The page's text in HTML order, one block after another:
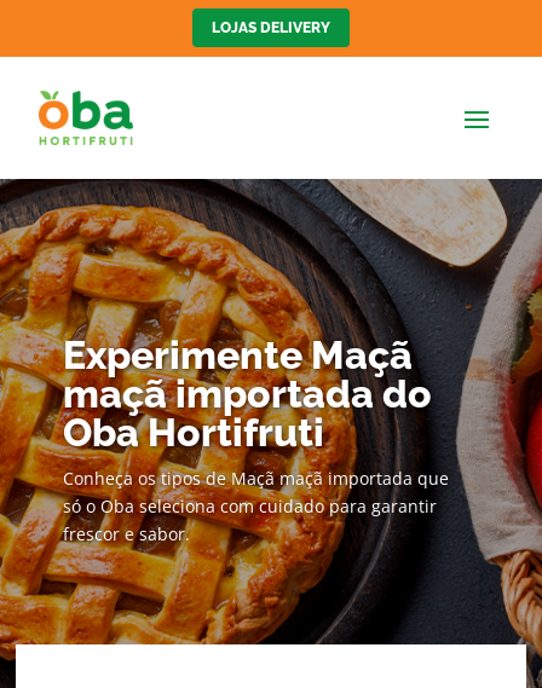
LOJAS DELIVERY
Experimente Maçã
maçã importada do
Oba Hortifruti
Conheça os tipos de Maçã maçã importada que
só o Oba seleciona com cuidado para garantir
frescor e sabor.